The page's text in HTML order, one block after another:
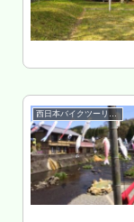
西日本バイクツーリング